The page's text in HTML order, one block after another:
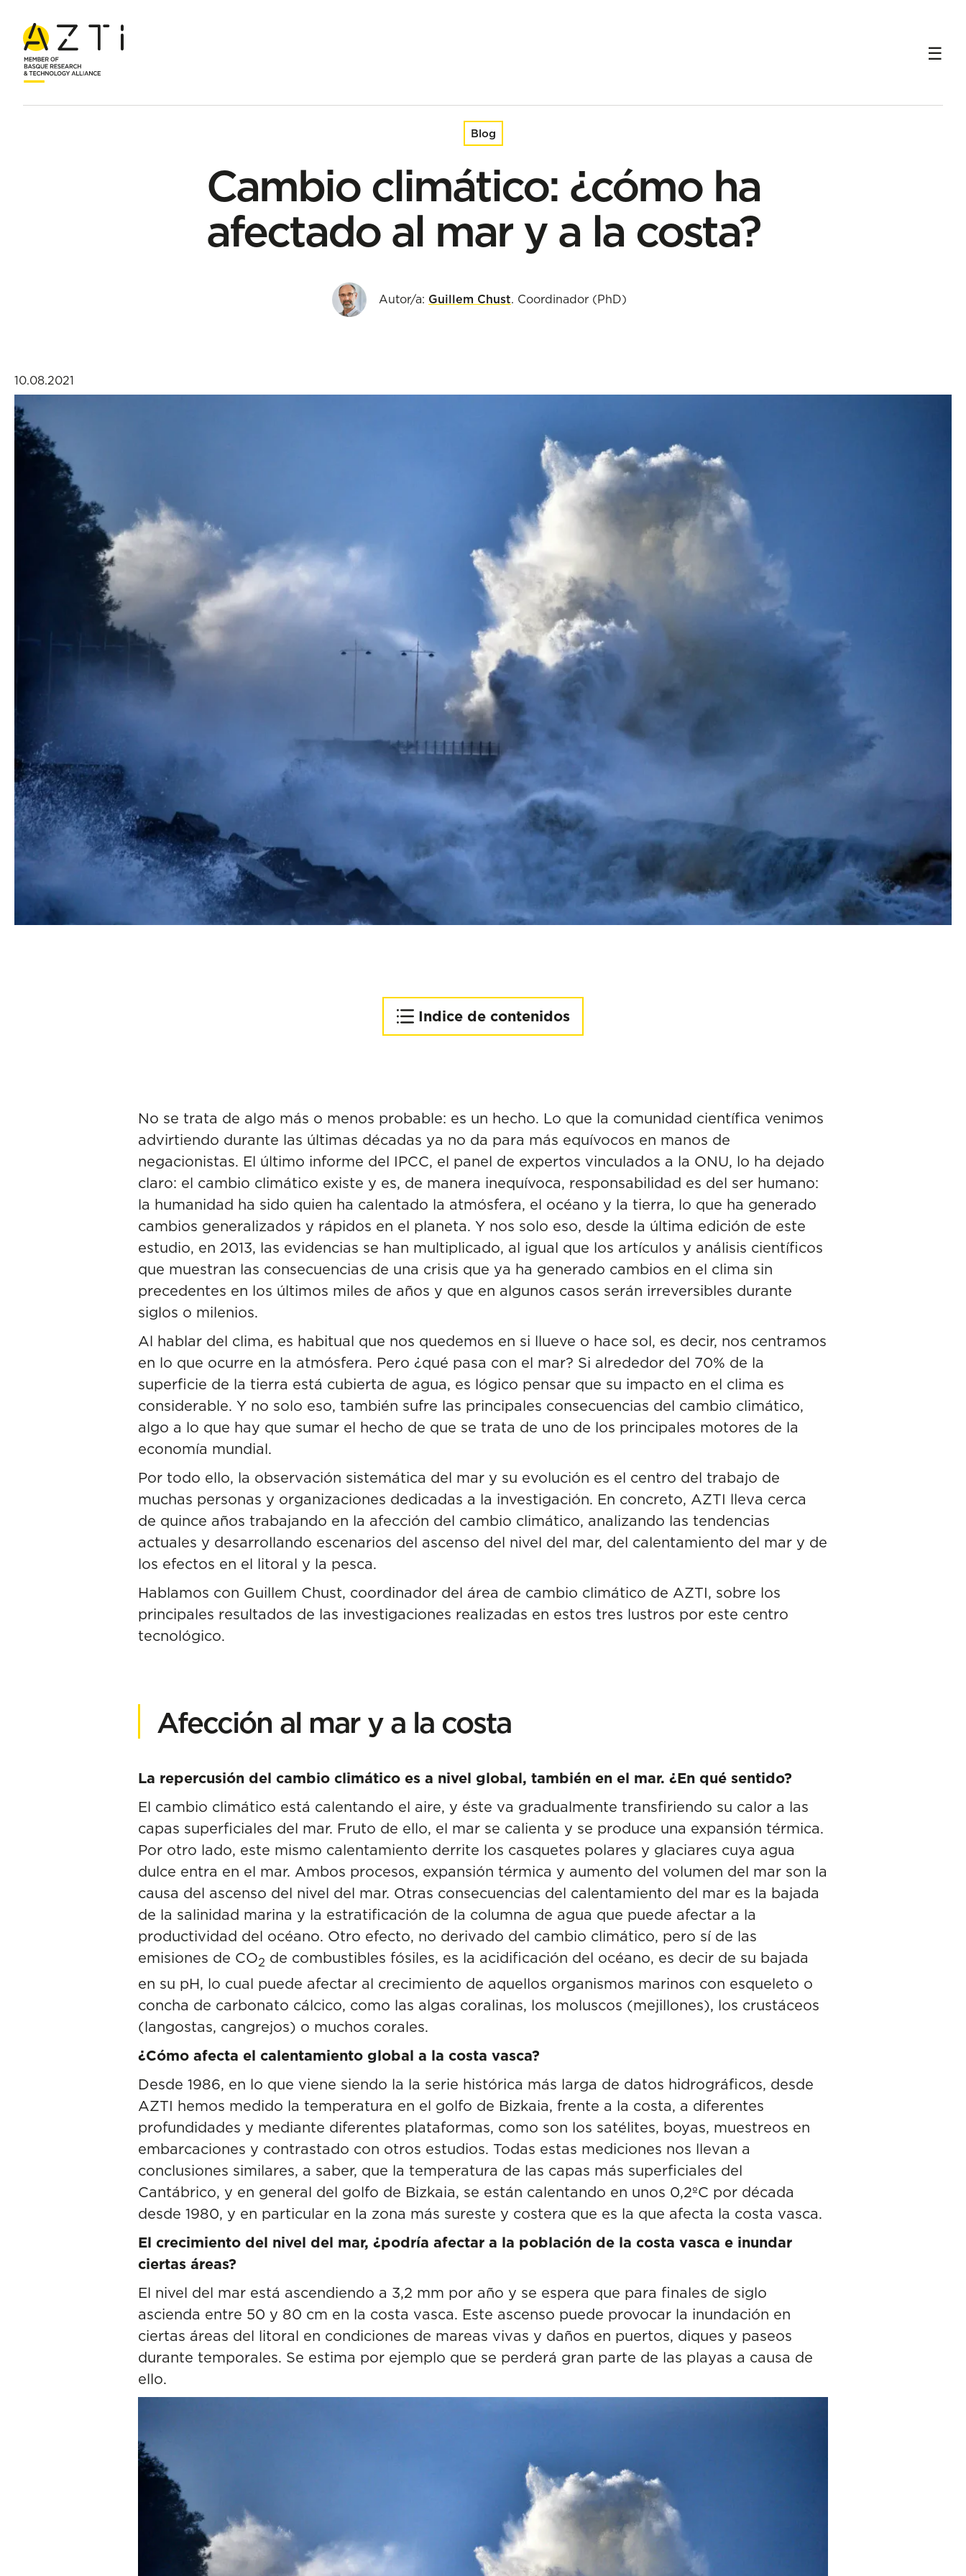
Inicio Blog Cambio climático: ¿cómo ha afectado al mar y a la costa?
Blog
Cambio climático: ¿cómo ha
afectado al mar y a la costa?
Autor/a: Guillem Chust. Coordinador (PhD)
10.08.2021
Indice de contenidos
No se trata de algo más o menos probable: es un hecho. Lo que la comunidad científica venimos
advirtiendo durante las últimas décadas ya no da para más equívocos en manos de
negacionistas. El último informe del IPCC, el panel de expertos vinculados a la ONU, lo ha dejado
claro: el cambio climático existe y es, de manera inequívoca, responsabilidad es del ser humano:
la humanidad ha sido quien ha calentado la atmósfera, el océano y la tierra, lo que ha generado
cambios generalizados y rápidos en el planeta. Y nos solo eso, desde la última edición de este
estudio, en 2013, las evidencias se han multiplicado, al igual que los artículos y análisis científicos
que muestran las consecuencias de una crisis que ya ha generado cambios en el clima sin
precedentes en los últimos miles de años y que en algunos casos serán irreversibles durante
siglos o milenios.
Al hablar del clima, es habitual que nos quedemos en si llueve o hace sol, es decir, nos centramos
en lo que ocurre en la atmósfera. Pero ¿qué pasa con el mar? Si alrededor del 70% de la
superficie de la tierra está cubierta de agua, es lógico pensar que su impacto en el clima es
considerable. Y no solo eso, también sufre las principales consecuencias del cambio climático,
algo a lo que hay que sumar el hecho de que se trata de uno de los principales motores de la
economía mundial.
Por todo ello, la observación sistemática del mar y su evolución es el centro del trabajo de
muchas personas y organizaciones dedicadas a la investigación. En concreto, AZTI lleva cerca
de quince años trabajando en la afección del cambio climático, analizando las tendencias
actuales y desarrollando escenarios del ascenso del nivel del mar, del calentamiento del mar y de
los efectos en el litoral y la pesca.
Hablamos con Guillem Chust, coordinador del área de cambio climático de AZTI, sobre los
principales resultados de las investigaciones realizadas en estos tres lustros por este centro
tecnológico.
Afección al mar y a la costa
La repercusión del cambio climático es a nivel global, también en el mar. ¿En qué sentido?
El cambio climático está calentando el aire, y éste va gradualmente transfiriendo su calor a las
capas superficiales del mar. Fruto de ello, el mar se calienta y se produce una expansión térmica.
Por otro lado, este mismo calentamiento derrite los casquetes polares y glaciares cuya agua
dulce entra en el mar. Ambos procesos, expansión térmica y aumento del volumen del mar son la
causa del ascenso del nivel del mar. Otras consecuencias del calentamiento del mar es la bajada
de la salinidad marina y la estratificación de la columna de agua que puede afectar a la
productividad del océano. Otro efecto, no derivado del cambio climático, pero sí de las
emisiones de CO2 de combustibles fósiles, es la acidificación del océano, es decir de su bajada
en su pH, lo cual puede afectar al crecimiento de aquellos organismos marinos con esqueleto o
concha de carbonato cálcico, como las algas coralinas, los moluscos (mejillones), los crustáceos
(langostas, cangrejos) o muchos corales.
¿Cómo afecta el calentamiento global a la costa vasca?
Desde 1986, en lo que viene siendo la la serie histórica más larga de datos hidrográficos, desde
AZTI hemos medido la temperatura en el golfo de Bizkaia, frente a la costa, a diferentes
profundidades y mediante diferentes plataformas, como son los satélites, boyas, muestreos en
embarcaciones y contrastado con otros estudios. Todas estas mediciones nos llevan a
conclusiones similares, a saber, que la temperatura de las capas más superficiales del
Cantábrico, y en general del golfo de Bizkaia, se están calentando en unos 0,2ºC por década
desde 1980, y en particular en la zona más sureste y costera que es la que afecta la costa vasca.
El crecimiento del nivel del mar, ¿podría afectar a la población de la costa vasca e inundar
ciertas áreas?
El nivel del mar está ascendiendo a 3,2 mm por año y se espera que para finales de siglo
ascienda entre 50 y 80 cm en la costa vasca. Este ascenso puede provocar la inundación en
ciertas áreas del litoral en condiciones de mareas vivas y daños en puertos, diques y paseos
durante temporales. Se estima por ejemplo que se perderá gran parte de las playas a causa de
ello.